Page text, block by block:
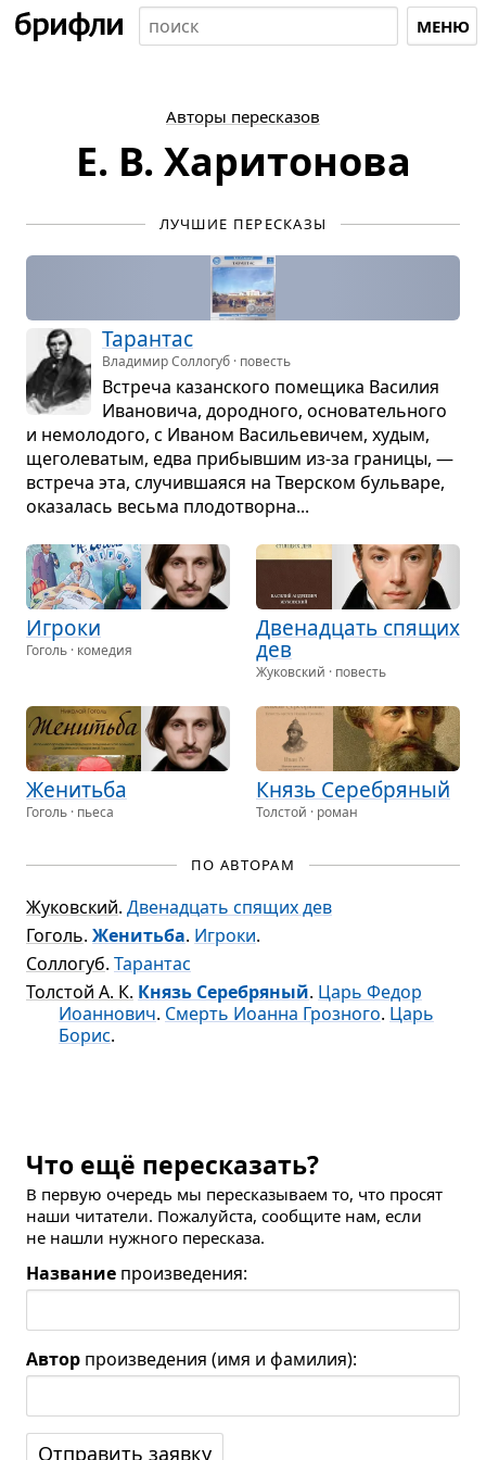
МЕНЮ
Авторы пересказов
Е. В. Харитонова
ЛУЧШИЕ ПЕРЕСКАЗЫ
Таран­тас
Владимир Соллогуб · повесть
Встреча казан­ского поме­щика Васи­лия
Ива­но­вича, дород­ного, осно­ва­тель­ного
и немо­ло­дого, с Ива­ном Васи­лье­ви­чем, худым,
щего­ле­ва­тым, едва при­быв­шим из-за гра­ницы, —
встреча эта, слу­чив­ша­яся на Твер­ском буль­варе,
ока­за­лась весьма пло­до­творна...
Игроки
Гоголь · комедия
Две­на­дцать спя­щих
дев
Жуковский · повесть
Женитьба
Гоголь · пьеса
Князь Сере­бря­ный
Толстой · роман
ПО АВТОРАМ
Жуковский. Двенадцать спящих дев
Гоголь. Женитьба. Игроки.
Соллогуб. Тарантас
Толстой А. К. Князь Серебряный. Царь Федор
Иоаннович. Смерть Иоанна Грозного. Царь
Борис.
Что ещё пересказать?
В первую очередь мы пересказываем то, что просят
наши читатели. Пожалуйста, сообщите нам, если
не нашли нужного пересказа.
Название произведения:
Автор произведения (имя и фамилия):